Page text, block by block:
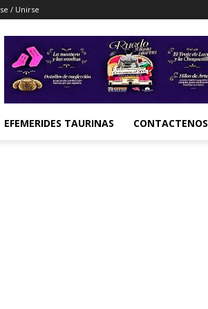
/ Unirse
EFEMERIDES TAURINAS CONTACTENOS